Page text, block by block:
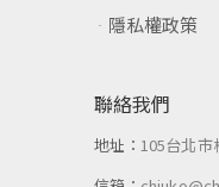
隱私權政策
聯絡我們
地址：105台北市